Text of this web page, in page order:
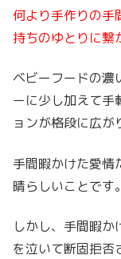
何より手作りの手
持ちのゆとりに繋
ベビーフードの濃
ーに少し加えて手
ョンが格段に広が
手間暇かけた愛情
晴らしいことです。
しかし、手間暇
を泣いて断固拒否